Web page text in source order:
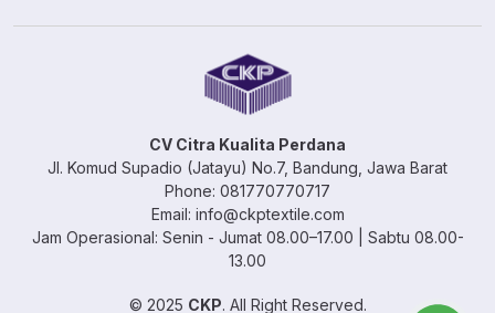
CV Citra Kualita Perdana
Jl. Komud Supadio (Jatayu) No.7, Bandung, Jawa Barat
Phone: 081770770717
Email: info@ckptextile.com
Jam Operasional: Senin - Jumat 08.00–17.00 | Sabtu 08.00-
13.00
© 2025 CKP. All Right Reserved.